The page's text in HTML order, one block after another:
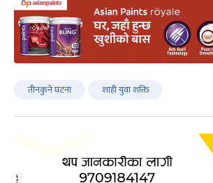
तीनकुने घटना शाही युवा शक्ति